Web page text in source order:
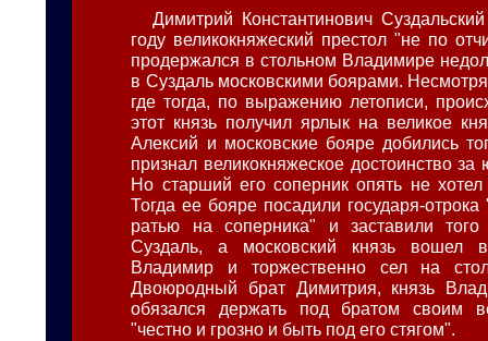
Димитрий Константинович
году великокняжеский престол "не по
продержался в стольном Владимире
в Суздаль московскими боярами.
где тогда, по выражению летописи,
этот князь получил ярлык на великое
Алексий и московские бояре добились
признал великокняжеское достоинство
Но старший его соперник опять не хотел
Тогда ее бояре посадили государя-
ратью на соперника" и заставили
Суздаль, а московский князь вошел
Владимир и торжественно сел на
Двоюродный брат Димитрия, князь
обязался держать под братом своим
"честно и грозно и быть под его стягом".